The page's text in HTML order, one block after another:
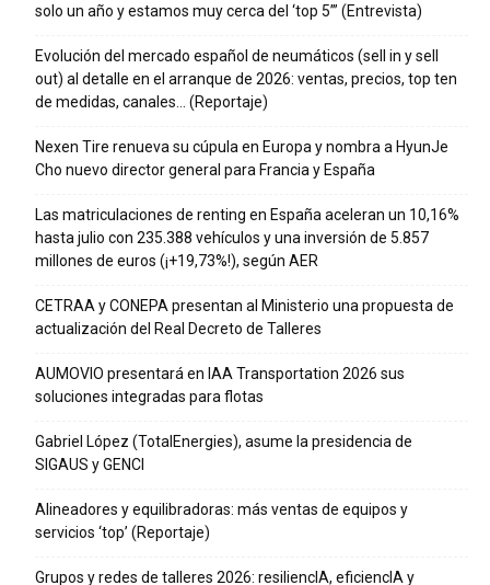
solo un año y estamos muy cerca del ‘top 5’” (Entrevista)
Evolución del mercado español de neumáticos (sell in y sell
out) al detalle en el arranque de 2026: ventas, precios, top ten
de medidas, canales… (Reportaje)
Nexen Tire renueva su cúpula en Europa y nombra a HyunJe
Cho nuevo director general para Francia y España
Las matriculaciones de renting en España aceleran un 10,16%
hasta julio con 235.388 vehículos y una inversión de 5.857
millones de euros (¡+19,73%!), según AER
CETRAA y CONEPA presentan al Ministerio una propuesta de
actualización del Real Decreto de Talleres
AUMOVIO presentará en IAA Transportation 2026 sus
soluciones integradas para flotas
Gabriel López (TotalEnergies), asume la presidencia de
SIGAUS y GENCI
Alineadores y equilibradoras: más ventas de equipos y
servicios ‘top’ (Reportaje)
Grupos y redes de talleres 2026: resiliencIA, eficiencIA y